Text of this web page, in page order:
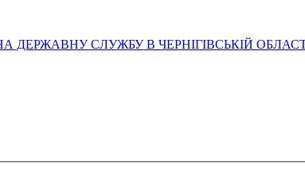
СЛУЖБУ В ЧЕРНІГІВСЬКІЙ